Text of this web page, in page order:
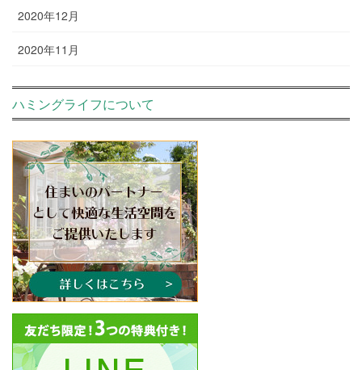
2020年12月
2020年11月
ハミングライフについて